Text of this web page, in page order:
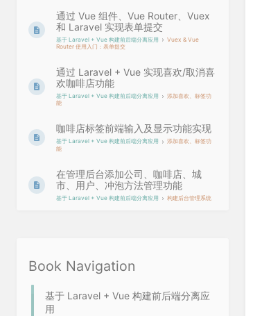
Book Navigation
基于 Laravel + Vue 构建前后端分离应
用
通过 Vue 组件、Vue Router、Vuex
和 Laravel 实现表单提交
基于 Laravel + Vue 构建前后端分离应用
Vuex & Vue
Router 使用入门：表单提交
通过 Laravel + Vue 实现喜欢/取消喜
欢咖啡店功能
基于 Laravel + Vue 构建前后端分离应用
添加喜欢、标签功
能
咖啡店标签前端输入及显示功能实现
基于 Laravel + Vue 构建前后端分离应用
添加喜欢、标签功
能
在管理后台添加公司、咖啡店、城
市、用户、冲泡方法管理功能
基于 Laravel + Vue 构建前后端分离应用 构建后台管理系统